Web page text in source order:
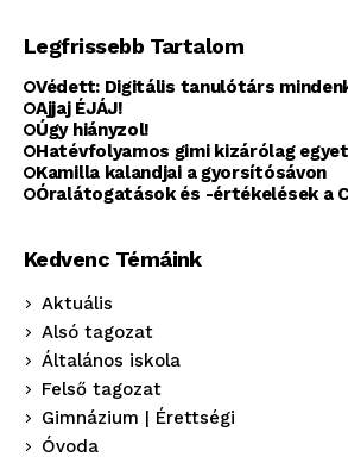
Legfrissebb Tartalom
Védett: Digitális tanulótárs
Ajjaj ÉJÁJ!
Úgy hiányzol!
Hatévfolyamos gimi kizárólag
Kamilla kalandjai a gyorsítósávon
Óralátogatások és -értékelések a
Kedvenc Témáink
Aktuális
Alsó tagozat
Általános iskola
Felső tagozat
Gimnázium | Érettségi
Óvoda